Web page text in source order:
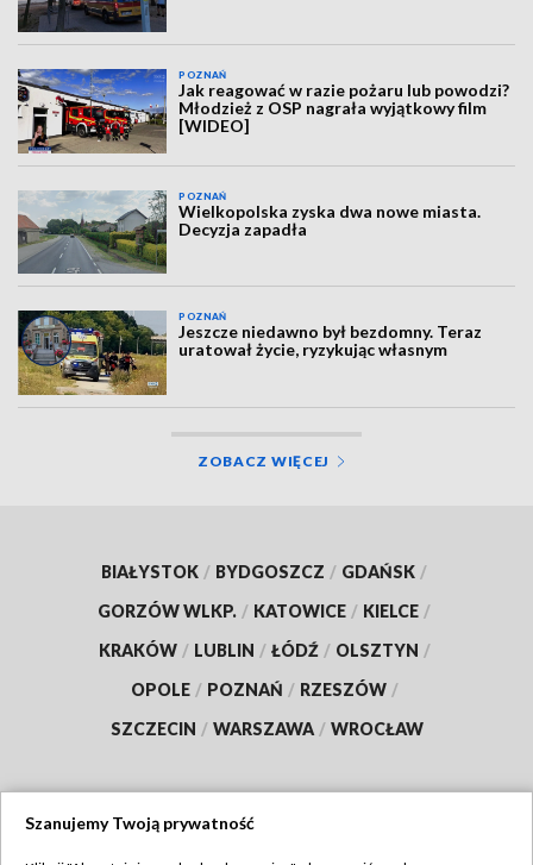
POZNAŃ
Jak reagować w razie pożaru lub powodzi?
Młodzież z OSP nagrała wyjątkowy film
[WIDEO]
POZNAŃ
Wielkopolska zyska dwa nowe miasta.
Decyzja zapadła
POZNAŃ
Jeszcze niedawno był bezdomny. Teraz
uratował życie, ryzykując własnym
ZOBACZ WIĘCEJ
BIAŁYSTOK / BYDGOSZCZ / GDAŃSK /
GORZÓW WLKP. / KATOWICE / KIELCE /
KRAKÓW / LUBLIN / ŁÓDŹ / OLSZTYN /
OPOLE / POZNAŃ / RZESZÓW /
SZCZECIN / WARSZAWA / WROCŁAW
Szanujemy Twoją prywatność